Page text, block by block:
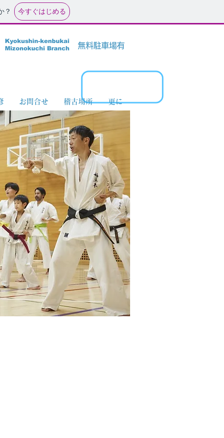
？ 今すぐはじめる
​Kyokushin-kenbukai
Mizonokuchi Branch
無料駐車場有
お問合せ 稽古場所 更に